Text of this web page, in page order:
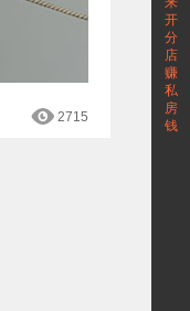
2715
开
分
店
赚
私
房
钱